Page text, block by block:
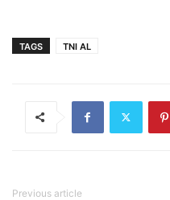
TAGS TNI AL
Previous article